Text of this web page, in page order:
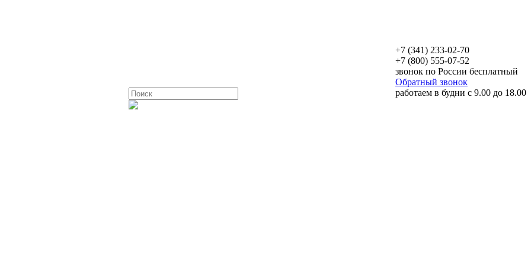
+7 (341) 233-02-70
+7 (800) 555-07-52
звонок по России бесплатный
Обратный звонок
работаем в будни с 9.00 до 18.00